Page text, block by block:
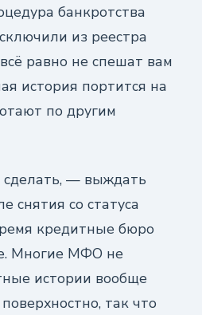
банкротства
из реестра
равно не спешат вам
история портится на
по другим
сделать, — выждать
снятия со статуса
кредитные бюро
Многие МФО не
истории вообще
так что